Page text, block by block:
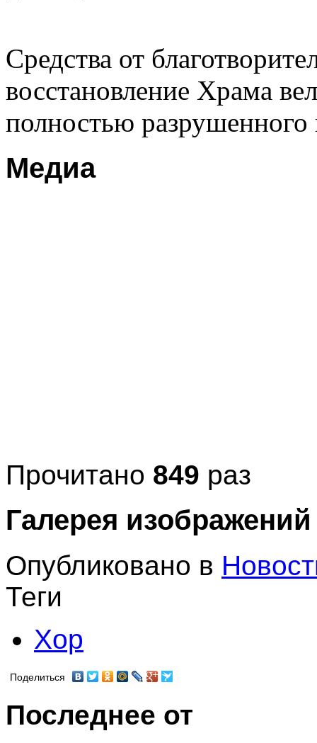
Средства от
восстановление Храма
полностью
Медиа
Прочитано 849 раз
Галерея изображений
Опубликовано в
Теги
Хор
Поделиться
Последнее от